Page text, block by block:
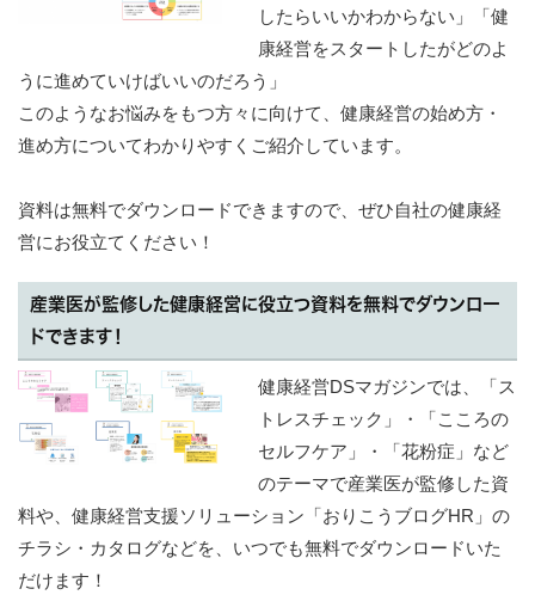
したらいいかわからない」「健
康経営をスタートしたがどのよ
うに進めていけばいいのだろう」
このようなお悩みをもつ方々に向けて、健康経営の始め方・
進め方についてわかりやすくご紹介しています。
資料は無料でダウンロードできますので、ぜひ自社の健康経
営にお役立てください！
産業医が監修した健康経営に役立つ資料を無料でダウンロー
ドできます！
健康経営DSマガジンでは、「ス
トレスチェック」・「こころの
セルフケア」・「花粉症」など
のテーマで産業医が監修した資
料や、健康経営支援ソリューション「おりこうブログHR」の
チラシ・カタログなどを、いつでも無料でダウンロードいた
だけます！